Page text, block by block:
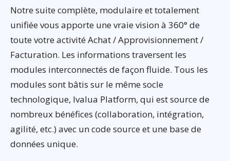
Notre suite complète, modulaire et totalement
unifiée vous apporte une vraie vision à 360° de
toute votre activité Achat / Approvisionnement /
Facturation. Les informations traversent les
modules interconnectés de façon fluide. Tous les
modules sont bâtis sur le même socle
technologique, Ivalua Platform, qui est source de
nombreux bénéfices (collaboration, intégration,
agilité, etc.) avec un code source et une base de
données unique.